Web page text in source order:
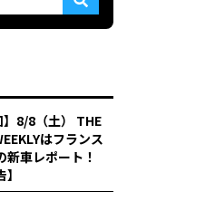
】8/8（土） THE
はフランス
新車レポート！